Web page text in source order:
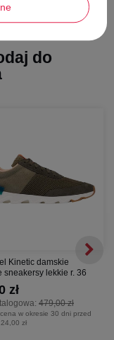
bieżnika
przyczepność do
do
Kinetic damskie
sneakersy lekkie r. 36
479,00 zł
zł
w okresie 30 dni przed
zł